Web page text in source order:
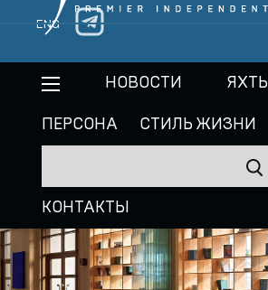
ENG
НОВОСТИ ЯХТЫ
ПЕРСОНА СТИЛЬ ЖИЗНИ
КОНТАКТЫ